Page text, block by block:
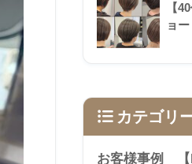
【
ョー
カテゴリ
お客様事例 【